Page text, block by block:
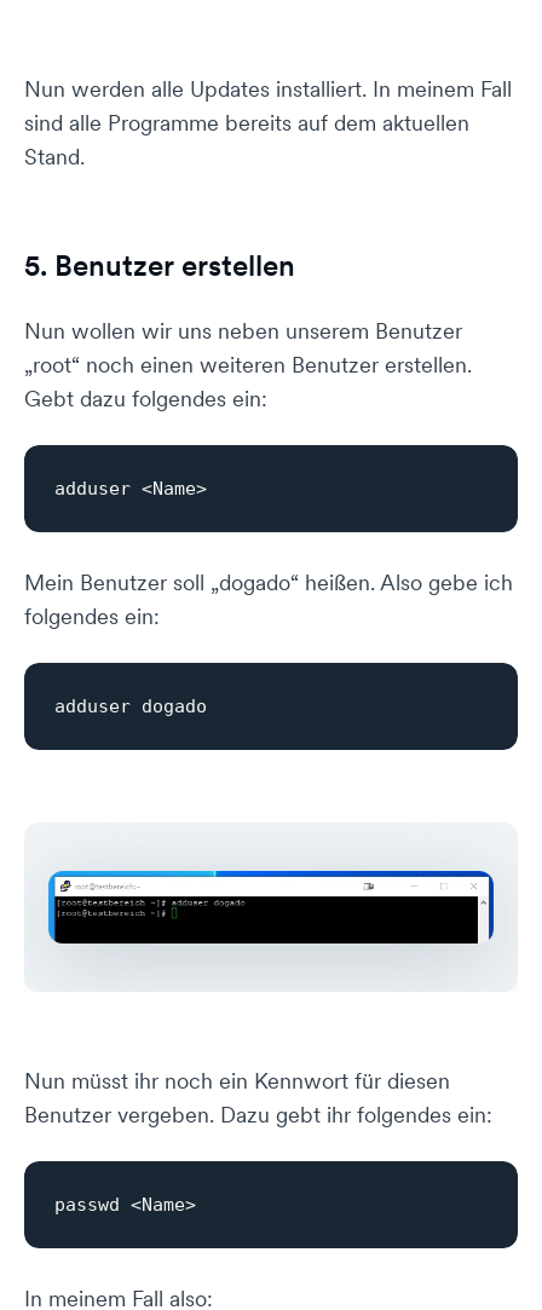
Nun werden alle Updates installiert. In meinem Fall
sind alle Programme bereits auf dem aktuellen
Stand.
5. Benutzer erstellen
Nun wollen wir uns neben unserem Benutzer
„root“ noch einen weiteren Benutzer erstellen.
Gebt dazu folgendes ein:
Mein Benutzer soll „dogado“ heißen. Also gebe ich
folgendes ein:
Nun müsst ihr noch ein Kennwort für diesen
Benutzer vergeben. Dazu gebt ihr folgendes ein:
In meinem Fall also: